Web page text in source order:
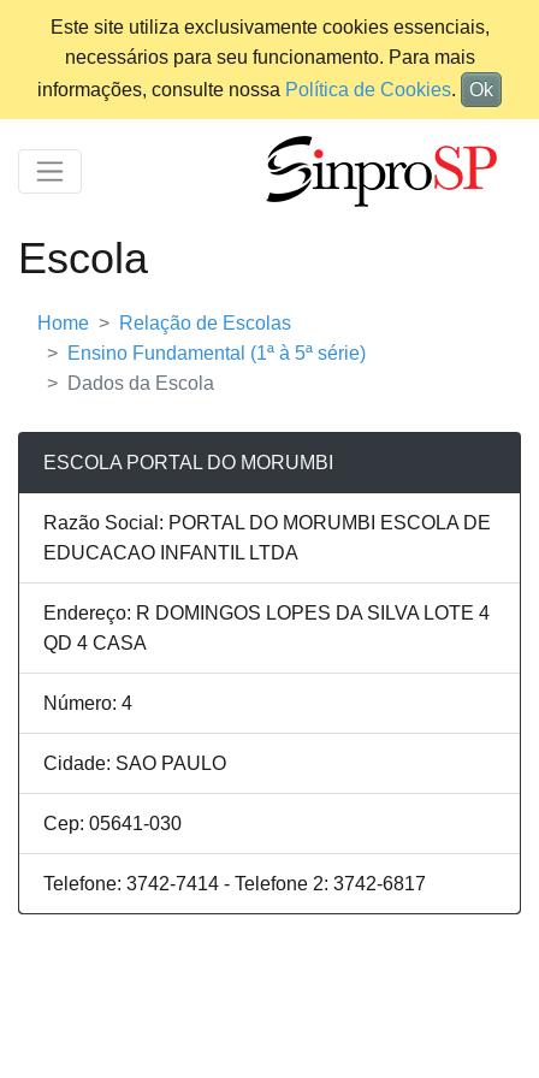
Este site utiliza exclusivamente cookies essenciais,
necessários para seu funcionamento. Para mais
informações, consulte nossa Política de Cookies. Ok
Escola
Home
Relação de Escolas
Ensino Fundamental (1ª à 5ª série)
Dados da Escola
ESCOLA PORTAL DO MORUMBI
Razão Social: PORTAL DO MORUMBI ESCOLA DE
EDUCACAO INFANTIL LTDA
Endereço: R DOMINGOS LOPES DA SILVA LOTE 4
QD 4 CASA
Número: 4
Cidade: SAO PAULO
Cep: 05641-030
Telefone: 3742-7414 - Telefone 2: 3742-6817